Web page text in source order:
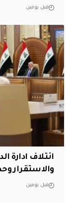
قبل يومين
ائتلاف ادارة
والاستقرار
قبل يومين